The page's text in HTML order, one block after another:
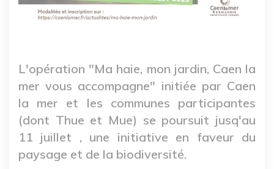
L'opération "Ma haie, mon jardin, Caen la
mer vous accompagne" initiée par Caen
la mer et les communes participantes
(dont Thue et Mue) se poursuit jusq'au
11 juillet , une initiative en faveur du
paysage et de la biodiversité.